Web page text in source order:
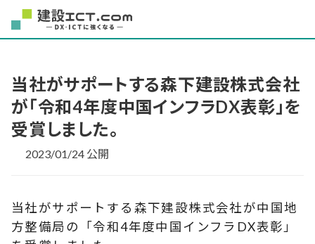
当社がサポートする森下建設株式会社
が「令和4年度中国インフラDX表彰」を
受賞しました。
2023/01/24 公開
当社がサポートする森下建設株式会社が中国地
方整備局の「令和4年度中国インフラDX表彰」